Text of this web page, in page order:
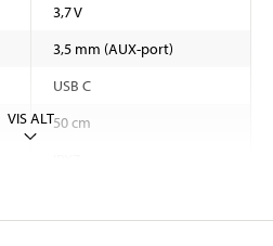
3,7 V
3,5 mm (AUX-port)
USB C
50 cm
VIS ALT